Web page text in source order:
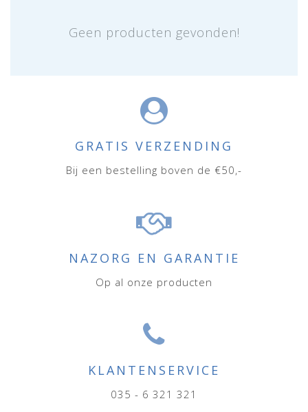
Geen producten gevonden!
GRATIS VERZENDING
Bij een bestelling boven de €50,-
NAZORG EN GARANTIE
Op al onze producten
KLANTENSERVICE
035 - 6 321 321